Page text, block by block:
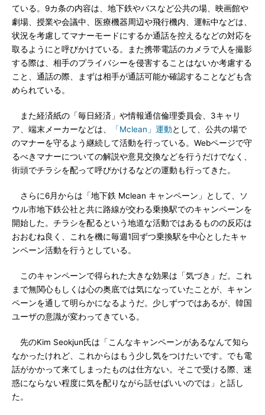
ている。9カ条の内容は、地下鉄やバスなど公共の場、映画館や
劇場、授業や会議中、医療機器周辺や飛行機内、運転中などは、
状況を考慮してマナーモードにするか通話を控えるなどの対応を
取るようにと呼びかけている。また携帯電話のカメラで人を撮影
する際は、相手のプライバシーを侵害することはないか考慮する
こと、通話の際、まずは相手が通話可能か確認することなども含
められている。
また経済紙の「毎日経済」や情報通信倫理委員会、3キャリ
ア、端末メーカーなどは、
「Mclean」運動として、公共の場で
のマナーを守るよう継続して活動を行っている。Webページで守
るべきマナーについての解説や意見交換などを行うだけでなく、
街頭でチラシを配って呼びかけるなどの運動も行ってきた。
さらに6月からは「地下鉄 Mclean キャンペーン」として、ソ
ウル市地下鉄公社と共に路線が交わる乗換駅でのキャンペーンを
開始した。チラシを配るという地道な活動ではあるものの反応は
おおむね良く、これを機に毎週1回ずつ乗換駅を中心としたキャ
ンペーン活動を行うとしている。
このキャンペーンで得られた大きな効果は「気づき」だ。これ
まで無関心もしくは心の奥底では気になっていたことが、キャン
ペーンを通して明らかになるようだ。少しずつではあるが、韓国
ユーザの意識が変わってきている。
先のKim Seokjun氏は「こんなキャンペーンがあるなんて知ら
なかったけれど、これからはもう少し気をつけたいです。でも電
話がかかって来てしまったものは仕方ない。そこで受ける際、迷
惑にならない程度に気を配りながら話せばいいのでは」と話し
た。